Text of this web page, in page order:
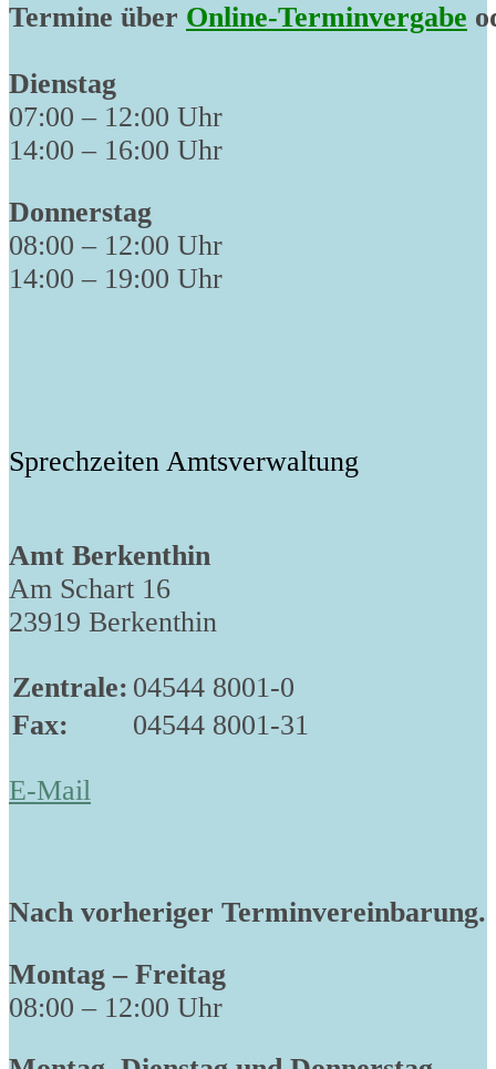
Termine über Online-Terminvergabe
Dienstag
07:00 – 12:00 Uhr
14:00 – 16:00 Uhr
Donnerstag
08:00 – 12:00 Uhr
14:00 – 19:00 Uhr
Sprechzeiten Amtsverwaltung
Amt Berkenthin
Am Schart 16
23919 Berkenthin
Zentrale: 04544 8001-0
Fax:
04544 8001-31
E-Mail
Nach vorheriger Terminvereinbarung.
Montag – Freitag
08:00 – 12:00 Uhr